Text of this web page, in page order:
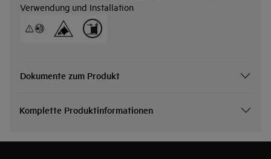
Verwendung und Installation
Dokumente zum Produkt
Komplette Produktinformationen